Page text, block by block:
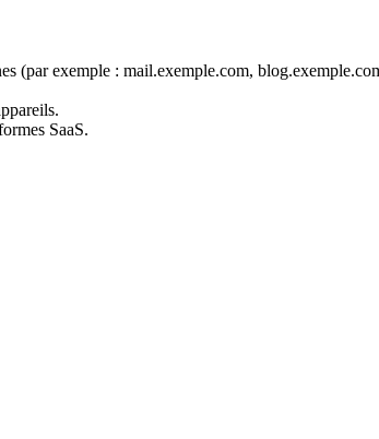
(par exemple : mail.exemple.com,
SaaS.